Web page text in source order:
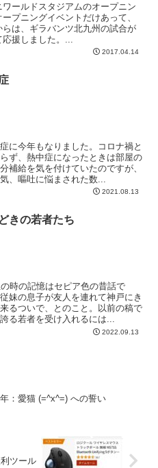
ールドスタジアムのオープニン
プニングイベントだけあって、
は、ギラバンツ北九州の試合が
援しました。...
2017.04.14
に今年もなりました。コロナ禍と
ず、熱中症になったときは部屋の
補給を気を付けていたのですが、
、嘔吐に悩まされた数...
2021.08.13
きの若者たち
時の記憶はセピア色の昔話で
妹の息子が友人を連れて神戸にき
るついで、とのこと。以前の稿で
る若者を受け入れるには...
2022.09.13
：愛猫 (=^x^=) への誓い
ツール